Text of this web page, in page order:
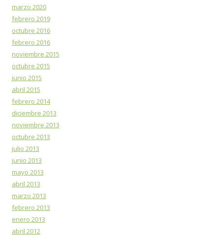
marzo 2020
febrero 2019
octubre 2016
febrero 2016
noviembre 2015
octubre 2015
junio 2015
abril 2015
febrero 2014
diciembre 2013
noviembre 2013
octubre 2013
julio 2013
junio 2013
mayo 2013
abril 2013
marzo 2013
febrero 2013
enero 2013
abril 2012